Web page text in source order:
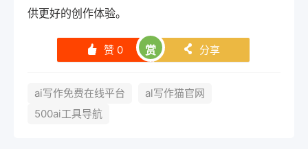
供更好的创作体验。
󰄼 赞 0 赏 󰄯 分享
ai写作免费在线平台
al写作猫官网
500ai工具导航